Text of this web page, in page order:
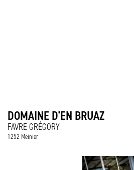
DOMAINE D'EN BRUAZ
FAVRE GRÉGORY
1252 Meinier